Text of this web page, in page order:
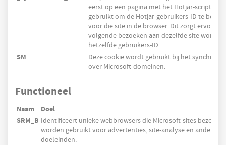
eerst op een pagina met het Hotjar-script
gebruikt om de Hotjar-gebruikers-ID te
voor die site in de browser. Dit zorgt ervoor
volgende bezoeken aan dezelfde site wordt
hetzelfde gebruikers-ID.
SM
Deze cookie wordt gebruikt bij het
over Microsoft-domeinen.
Functioneel
Naam
Doel
SRM_B Identificeert unieke webbrowsers die Microsoft-sites
worden gebruikt voor advertenties, site-analyse en andere
doeleinden.